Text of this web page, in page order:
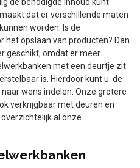
dat er verschillende maten
worden. Is de
het opslaan van producten? Dan
geschikt, omdat er meer
met een deurtje zit
is. Hierdoor kunt u de
wens indelen. Onze grotere
verkrijgbaar met deuren en
al onze